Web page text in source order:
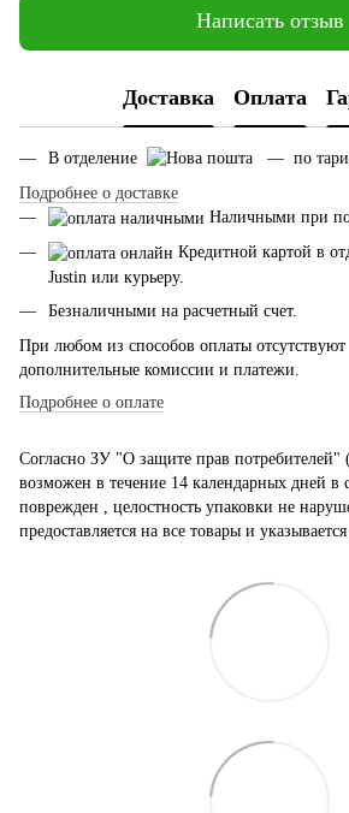
Написать отзыв
Доставка Оплата
В отделение
— по
Подробнее о доставке
Наличными при
Кредитной картой в
Justin или курьеру.
Безналичными на расчетный счет.
При любом из способов оплаты отсутствуют
дополнительные комиссии и платежи.
Подробнее о оплате
Согласно ЗУ "О защите прав потребителей"
возможен в течение 14 календарных дней в
поврежден , целостность упаковки не
предоставляется на все товары и